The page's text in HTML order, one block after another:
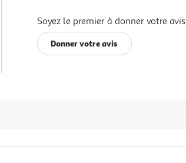
Soyez le premier à donner votre avis
Donner votre avis